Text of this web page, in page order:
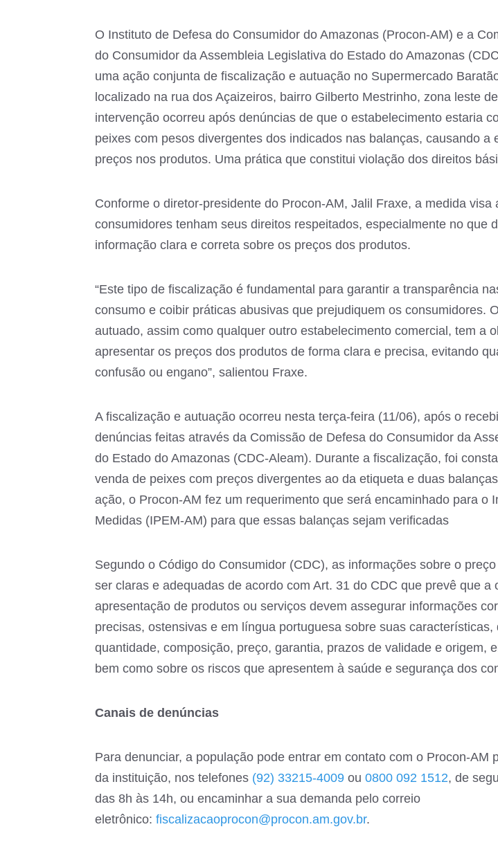
O Instituto de Defesa do Consumidor do Amazonas (Procon-AM) e a
do Consumidor da Assembleia Legislativa do Estado do Amazonas
uma ação conjunta de fiscalização e autuação no Supermercado
localizado na rua dos Açaizeiros, bairro Gilberto Mestrinho, zona leste
intervenção ocorreu após denúncias de que o estabelecimento estaria
peixes com pesos divergentes dos indicados nas balanças, causando a
preços nos produtos. Uma prática que constitui violação dos direitos
Conforme o diretor-presidente do Procon-AM, Jalil Fraxe, a medida visa
consumidores tenham seus direitos respeitados, especialmente no que
informação clara e correta sobre os preços dos produtos.
“Este tipo de fiscalização é fundamental para garantir a transparência
consumo e coibir práticas abusivas que prejudiquem os consumidores.
autuado, assim como qualquer outro estabelecimento comercial, tem a
apresentar os preços dos produtos de forma clara e precisa, evitando
confusão ou engano”, salientou Fraxe.
A fiscalização e autuação ocorreu nesta terça-feira (11/06), após o
denúncias feitas através da Comissão de Defesa do Consumidor da
do Estado do Amazonas (CDC-Aleam). Durante a fiscalização, foi
venda de peixes com preços divergentes ao da etiqueta e duas
ação, o Procon-AM fez um requerimento que será encaminhado para o
Medidas (IPEM-AM) para que essas balanças sejam verificadas
Segundo o Código do Consumidor (CDC), as informações sobre o
ser claras e adequadas de acordo com Art. 31 do CDC que prevê que a
apresentação de produtos ou serviços devem assegurar informações
precisas, ostensivas e em língua portuguesa sobre suas características,
quantidade, composição, preço, garantia, prazos de validade e origem,
bem como sobre os riscos que apresentem à saúde e segurança dos
Canais de denúncias
Para denunciar, a população pode entrar em contato com o Procon-AM
da instituição, nos telefones (92) 33215-4009 ou 0800 092 1512, de
das 8h às 14h, ou encaminhar a sua demanda pelo correio
eletrônico: fiscalizacaoprocon@procon.am.gov.br.